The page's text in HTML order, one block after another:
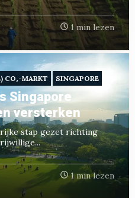
1 min lezen
CO₂-MARKT SINGAPORE
Singapore
versterken
stap gezet richting
1 min lezen